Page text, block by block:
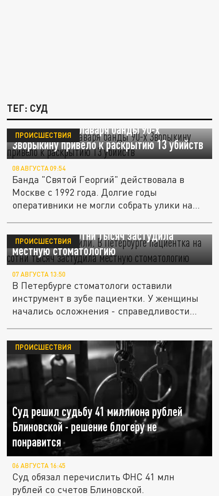
ТЕГ: СУД
Покушение на главаря банды 90-х
Зворыкину привело к раскрытию 13 убийств
ПРОИСШЕСТВИЯ
08 АВГУСТА 09:54
Банда "Святой Георгий" действовала в
Москве с 1992 года. Долгие годы
оперативники не могли собрать улики на
Довели, искалечили. В Петербурге
пациентка на сотни тысяч застудила
местную стоматологию
ПРОИСШЕСТВИЯ
07 АВГУСТА 13:50
В Петербурге стоматологи оставили
инструмент в зубе пациентки. У женщины
начались осложнения - справедливости...
Суд решил судьбу 41 миллиона рублей
Блиновской - решение блогеру не
понравится
ПРОИСШЕСТВИЯ
06 АВГУСТА 16:45
Суд обязал перечислить ФНС 41 млн
рублей со счетов Блиновской.